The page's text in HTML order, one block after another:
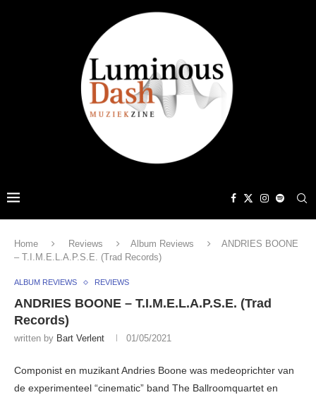
Home Reviews Album Reviews
ANDRIES BOONE
– T.I.M.E.L.A.P.S.E. (Trad Records)
ALBUM REVIEWS REVIEWS
ANDRIES BOONE – T.I.M.E.L.A.P.S.E. (Trad
Records)
written by Bart Verlent 01/05/2021
Componist en muzikant Andries Boone was medeoprichter van
de experimenteel “cinematic” band The Ballroomquartet en